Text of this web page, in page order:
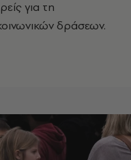
για τη
δράσεων.